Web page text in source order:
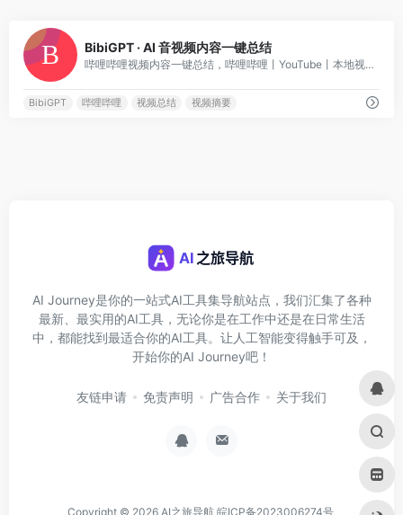
BibiGPT · AI 音视频内容一键总结
哔哩哔哩视频内容一键总结，哔哩哔哩丨YouTube丨本地视频丨本地音频丨播客丨会议丨讲座丨网页等
BibiGPT 哔哩哔哩 视频总结 视频摘要
AI Journey是你的一站式AI工具集导航站点，我们汇集了各种
最新、最实用的AI工具，无论你是在工作中还是在日常生活
中，都能找到最适合你的AI工具。让人工智能变得触手可及，
开始你的AI Journey吧！
友链申请 免责声明 广告合作 关于我们
Copyright © 2026 AI之旅导航 皖ICP备2023006274号